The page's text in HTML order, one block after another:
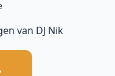
van DJ Nik